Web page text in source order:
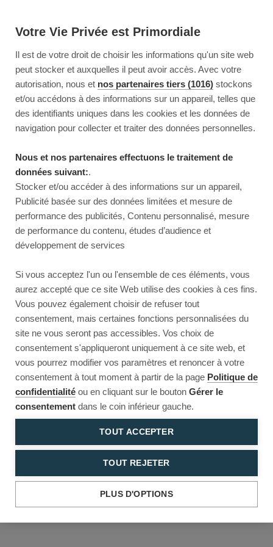
Votre Vie Privée est Primordiale
Il est de votre droit de choisir les informations qu'un site web
peut stocker et auxquelles il peut avoir accès. Avec votre
autorisation, nous et nos partenaires tiers (1016) stockons
et/ou accédons à des informations sur un appareil, telles que
des identifiants uniques dans les cookies et les données de
navigation pour collecter et traiter des données personnelles.
Nous et nos partenaires effectuons le traitement de
données suivant:.
Stocker et/ou accéder à des informations sur un appareil,
Publicité basée sur des données limitées et mesure de
performance des publicités, Contenu personnalisé, mesure
de performance du contenu, études d’audience et
développement de services
Si vous acceptez l'un ou l'ensemble de ces éléments, vous
aurez accepté que ce site Web utilise des cookies à ces fins.
Vous pouvez également choisir de refuser tout
consentement, mais certaines fonctions personnalisées du
site ne vous seront pas accessibles. Vos choix de
consentement s'appliqueront uniquement à ce site web, et
vous pourrez modifier vos paramètres et renoncer à votre
consentement à tout moment à partir de la page Politique de
confidentialité ou en cliquant sur le bouton Gérer le
consentement dans le coin inférieur gauche.
TOUT ACCEPTER
TOUT REJETER
PLUS D'OPTIONS
Reload to try again, or go back.
Reload Back